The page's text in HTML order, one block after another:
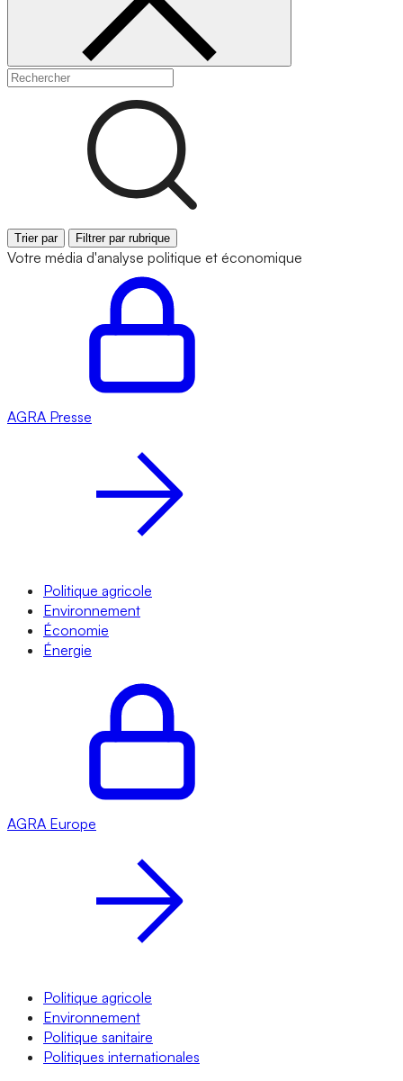
Trier par Filtrer par rubrique
Votre média d'analyse politique et économique
AGRA Presse
Politique agricole
Environnement
Économie
Énergie
AGRA Europe
Politique agricole
Environnement
Politique sanitaire
Politiques internationales